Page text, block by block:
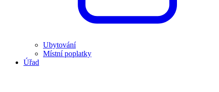
Ubytování
Místní poplatky
Úřad